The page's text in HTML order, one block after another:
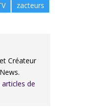
zacteurs
Créateur
de